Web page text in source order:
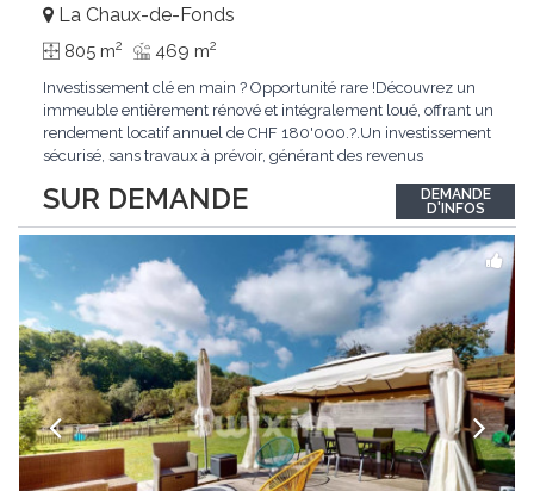
SUR DEMANDE
La Chaux-de-Fonds
805 m2 469 m2
Investissement clé en main ? Opportunité rare !Découvrez un
immeuble entièrement rénové et intégralement loué, offrant un
rendement locatif annuel de CHF 180'000.?.Un investissement
sécurisé, sans travaux à prévoir, générant des revenus
d'informations ou recevoir le dossier.
DEMANDE
D'INFOS